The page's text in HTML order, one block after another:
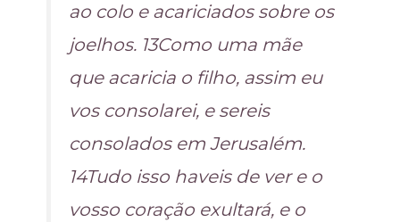
ao colo e acariciados sobre os
joelhos. 13Como uma mãe
que acaricia o filho, assim eu
vos consolarei, e sereis
consolados em Jerusalém.
14Tudo isso haveis de ver e o
vosso coração exultará, e o